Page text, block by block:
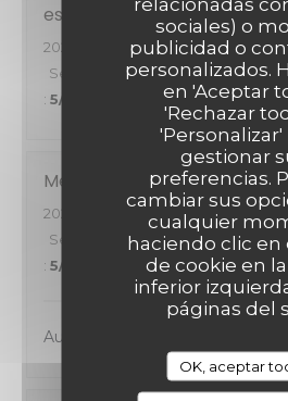
sociales) o
publicidad o
personalizados.
en 'Aceptar
'Rechazar
'Personalizar'
gestionar
preferencias.
cambiar sus
cualquier
haciendo clic en
de cookie en
inferior
páginas del
OK, aceptar
estelle
2026-07-22
- 12:30 - Invitados 6
Servicio
/5 Ambiente:5/5
: 5/5
Mélanie
2026-07-17
- 12:30 - Invitados 2
Servicio
/5 Ambiente 5/5
: 5/5
Au top comme toujours